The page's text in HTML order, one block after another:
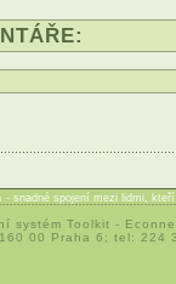
- snadné spojení mezi lidmi,
systém Toolkit -
00 Praha 6; tel: 224